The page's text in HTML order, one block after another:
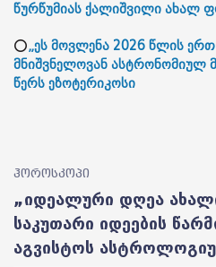
წურწუმიას ქალიშვილი ახალ
⭕„ეს მოვლენა 2026 წლის
მნიშვნელოვან ასტრონომიულ
წერს ეზოტერიკოსი
ჰოროსკოპი
„იდეალური დღეა
საკუთარი იდეების
აგვისტოს